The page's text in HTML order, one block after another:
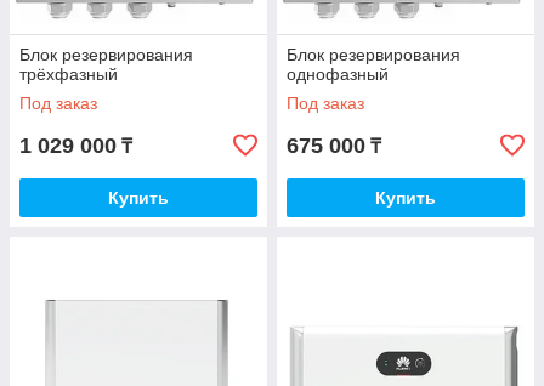
Блок резервирования
трёхфазный
Под заказ
1 029 000 ₸
Купить
Блок резервирования
однофазный
Под заказ
675 000 ₸
Купить